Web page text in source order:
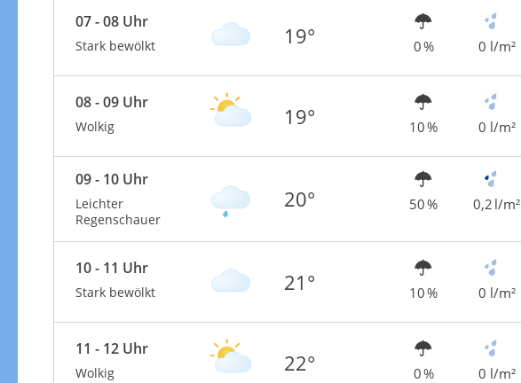
07 - 08 Uhr
Stark bewölkt 19° 0 % 0 l/m²
08 - 09 Uhr
Wolkig 19° 10 % 0 l/m²
09 - 10 Uhr
Leichter
Regenschauer
20° 50 % 0,2 l/m²
10 - 11 Uhr
Stark bewölkt 21° 10 % 0 l/m²
11 - 12 Uhr
Wolkig 22° 0 % 0 l/m²